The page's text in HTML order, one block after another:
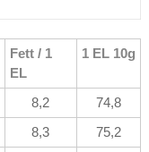
Fett / 1
EL
1 EL 10g
8,2
74,8
8,3
75,2